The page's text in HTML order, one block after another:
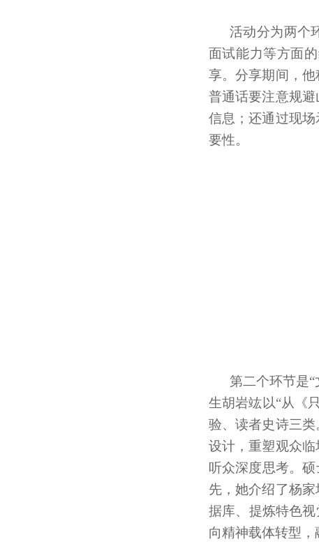
活动分为两个
面试能力等方面
享。分享期间，
普通话要注意规
信息；还通过现
要性。
第二个环节是
生胡岩竑以“从《
验、读者史诗三
设计，重塑观众
听众深度思考。
先，她介绍了杨
据库、提炼特色
向精神载体转型，